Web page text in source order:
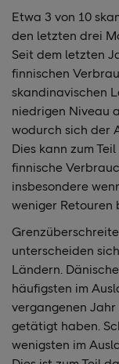
Etwa 3 von 10
den letzten drei
Seit dem letzten
finnischen
skandinavischen
niedrigen Niveau
wodurch sich der
Dies kann zum
finnische
insbesondere
weniger Retouren
unterscheiden
Ländern.
häufigsten im
vergangenen
getätigt haben.
wenigsten im